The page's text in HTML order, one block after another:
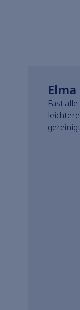
Elma
Fast
gereinigt